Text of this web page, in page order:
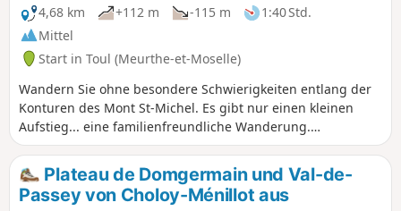
4,68 km
+112 m -115 m
1:40 Std.
Mittel
Start in Toul (Meurthe-et-Moselle)
Wandern Sie ohne besondere Schwierigkeiten entlang der
Konturen des Mont St-Michel. Es gibt nur einen kleinen
Aufstieg... eine familienfreundliche Wanderung.
Anmerkung des Moderators vom 20.07.2021: Der Parkplatz
am Start dieser Wanderung scheint schwer zu finden zu
sein (seit 2012 nicht mehr vorhanden?). Vorschlag: Parken
Sie in der Nähe von (5), in der Nähe des Sportplatzes?
Plateau de Domgermain und Val-de-
Passey von Choloy-Ménillot aus